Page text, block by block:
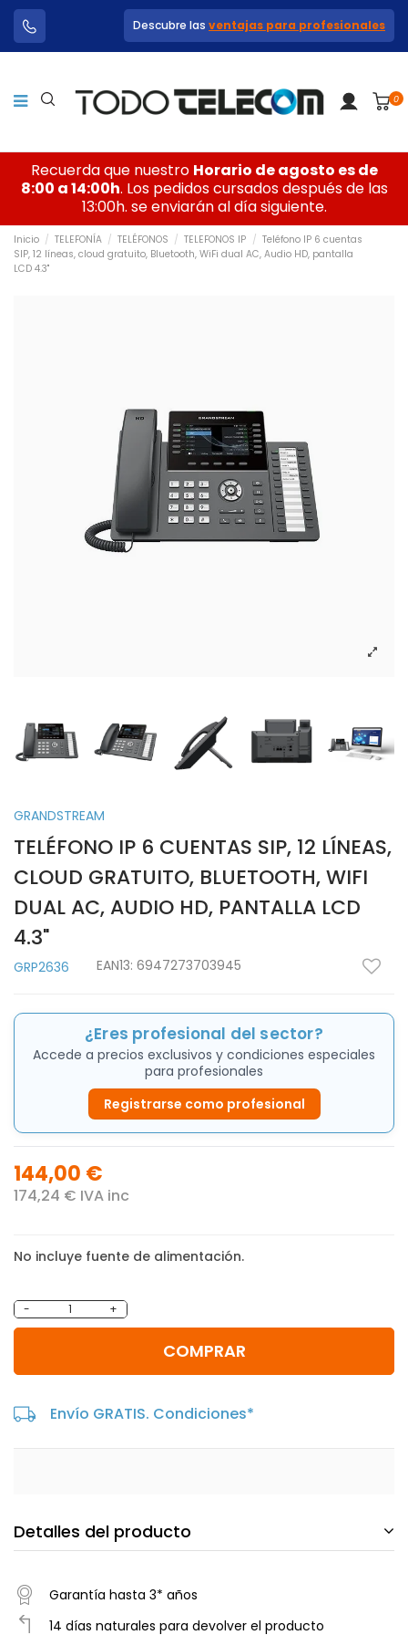
Descubre las ventajas para profesionales
0
Recuerda que nuestro Horario de agosto es de
8:00 a 14:00h. Los pedidos cursados después de las
13:00h. se enviarán al día siguiente.
Inicio TELEFONÍA TELÉFONOS TELEFONOS IP
Teléfono IP 6 cuentas
SIP, 12 líneas, cloud gratuito, Bluetooth, WiFi dual AC, Audio HD, pantalla
LCD 4.3"
GRANDSTREAM
TELÉFONO IP 6 CUENTAS SIP, 12 LÍNEAS,
CLOUD GRATUITO, BLUETOOTH, WIFI
DUAL AC, AUDIO HD, PANTALLA LCD
4.3"
GRP2636 EAN13: 6947273703945
¿Eres profesional del sector?
Accede a precios exclusivos y condiciones especiales
para profesionales
Registrarse como profesional
144,00 €
174,24 € IVA inc
No incluye fuente de alimentación.
- +
COMPRAR
Envío GRATIS. Condiciones*
Detalles del producto
Garantía hasta 3* años
14 días naturales para devolver el producto